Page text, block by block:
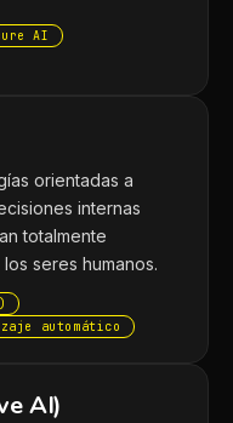
AI
orientadas a
internas
totalmente
seres humanos.
automático
AI)